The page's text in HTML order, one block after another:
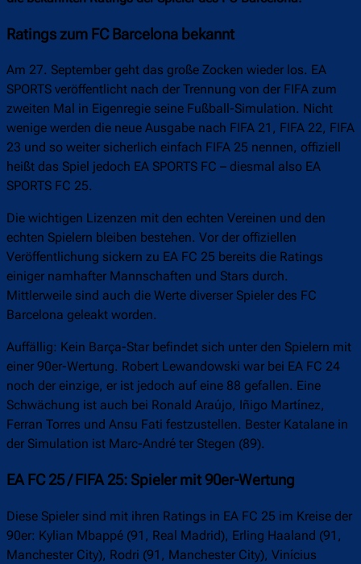
Ratings zum FC Barcelona bekannt
Am 27. September geht das große Zocken wieder los. EA
SPORTS veröffentlicht nach der Trennung von der FIFA zum
zweiten Mal in Eigenregie seine Fußball-Simulation. Nicht
wenige werden die neue Ausgabe nach FIFA 21, FIFA 22, FIFA
23 und so weiter sicherlich einfach FIFA 25 nennen, offiziell
heißt das Spiel jedoch EA SPORTS FC – diesmal also EA
SPORTS FC 25.
Die wichtigen Lizenzen mit den echten Vereinen und den
echten Spielern bleiben bestehen. Vor der offiziellen
Veröffentlichung sickern zu EA FC 25 bereits die Ratings
einiger namhafter Mannschaften und Stars durch.
Mittlerweile sind auch die Werte diverser Spieler des FC
Barcelona geleakt worden.
Auffällig: Kein Barça-Star befindet sich unter den Spielern mit
einer 90er-Wertung. Robert Lewandowski war bei EA FC 24
noch der einzige, er ist jedoch auf eine 88 gefallen. Eine
Schwächung ist auch bei Ronald Araújo, Iñigo Martínez,
Ferran Torres und Ansu Fati festzustellen. Bester Katalane in
der Simulation ist Marc-André ter Stegen (89).
EA FC 25 / FIFA 25: Spieler mit 90er-Wertung
Diese Spieler sind mit ihren Ratings in EA FC 25 im Kreise der
90er: Kylian Mbappé (91, Real Madrid), Erling Haaland (91,
Manchester City), Rodri (91, Manchester City), Vinícius